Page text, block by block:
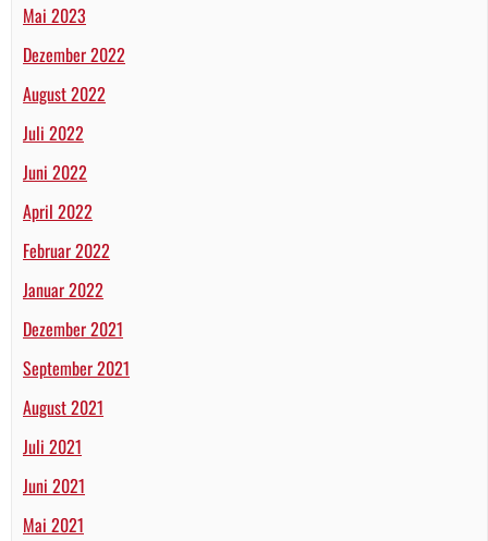
Mai 2023
Dezember 2022
August 2022
Juli 2022
Juni 2022
April 2022
Februar 2022
Januar 2022
Dezember 2021
September 2021
August 2021
Juli 2021
Juni 2021
Mai 2021